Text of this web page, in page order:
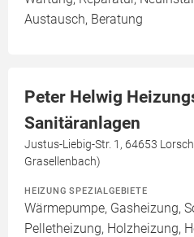
Austausch, Beratung
Peter Helwig
Sanitäranlagen
Justus-Liebig-Str. 1, 64653
Grasellenbach)
HEIZUNG SPEZIALGEBIETE
Wärmepumpe, Gasheizung,
Pelletheizung, Holzheizung,